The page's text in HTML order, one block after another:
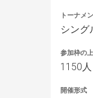
トーナメ
シング
参加枠の
1150人
開催形式